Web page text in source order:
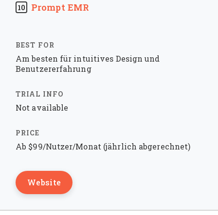
10 Prompt EMR
Am besten für intuitives Design und
Benutzererfahrung
Not available
Ab $99/Nutzer/Monat (jährlich abgerechnet)
Website